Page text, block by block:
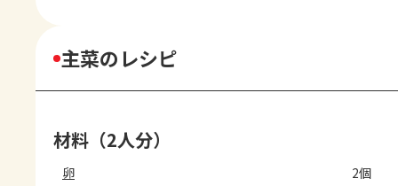
主菜のレシピ
材料（2人分）
卵 2個